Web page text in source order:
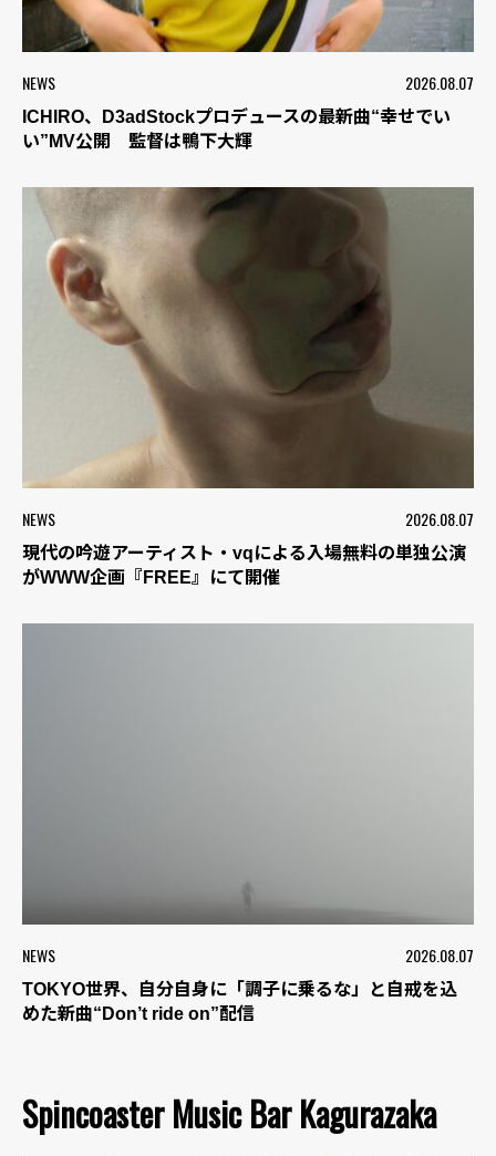
NEWS 2026.08.07
ICHIRO、D3adStockプロデュースの最新曲“幸せでい
い”MV公開 監督は鴨下大輝
NEWS 2026.08.07
現代の吟遊アーティスト・vqによる入場無料の単独公演
がWWW企画『FREE』にて開催
NEWS 2026.08.07
TOKYO世界、自分自身に「調子に乗るな」と自戒を込
めた新曲“Don’t ride on”配信
Spincoaster Music Bar Kagurazaka